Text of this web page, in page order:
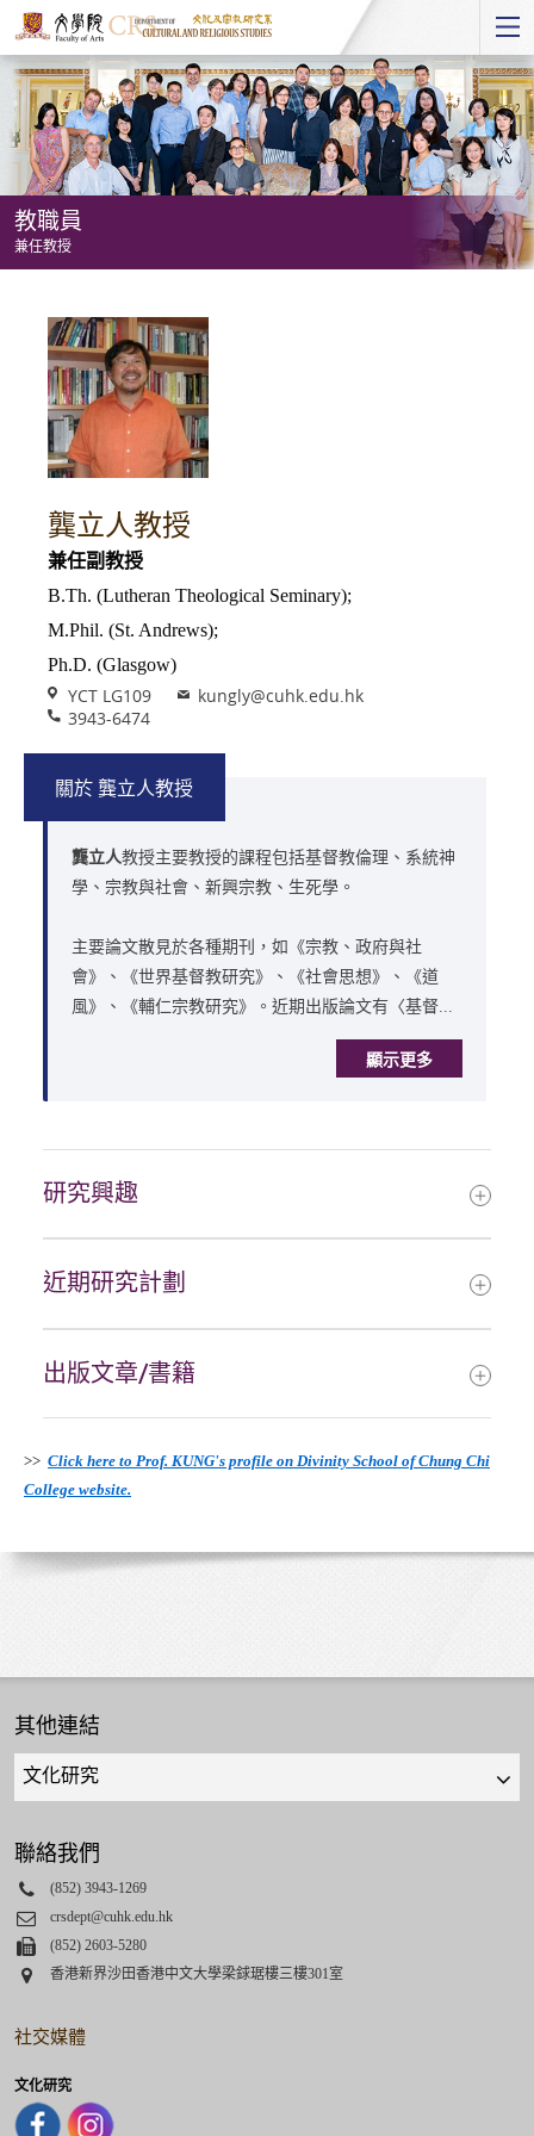
Start
main
Content
教職員
兼任教授
龔立人教授
兼任副教授
B.Th. (Lutheran Theological Seminary);
M.Phil. (St. Andrews);
Ph.D. (Glasgow)
VenueYCT LG109 Emailkungly@cuhk.edu.hk
Phone3943-6474
關於 龔立人教授
龔立人教授主要教授的課程包括基督教倫理、系統神
學、宗教與社會、新興宗教、生死學。
主要論文散見於各種期刊，如《宗教、政府與社
會》、《世界基督教研究》、《社會思想》、《道
風》、《輔仁宗教研究》。近期出版論文有〈基督...
顯示更多
研究興趣
近期研究計劃
出版文章/書籍
>>Click here to Prof. KUNG's profile on Divinity School of Chung Chi
College website.
其他連結
Quick
links
select
聯絡我們
Phone
(852) 3943-1269
Email
crsdept@cuhk.edu.hk
Fax(852) 2603-5280
Address
香港新界沙田香港中文大學梁銶琚樓三樓301室
社交媒體
文化研究